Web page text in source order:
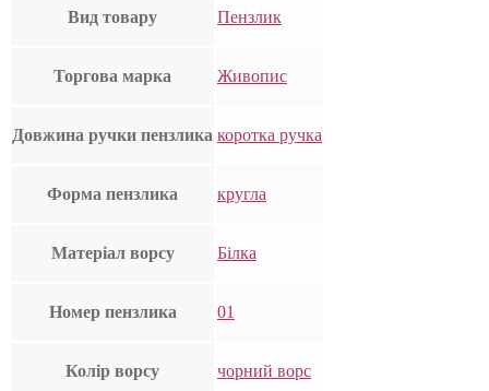
Вид товару Пензлик
Торгова марка Живопис
Довжина ручки пензлика коротка ручка
Форма пензлика кругла
Матеріал ворсу Білка
Номер пензлика 01
Колір ворсу чорний ворс